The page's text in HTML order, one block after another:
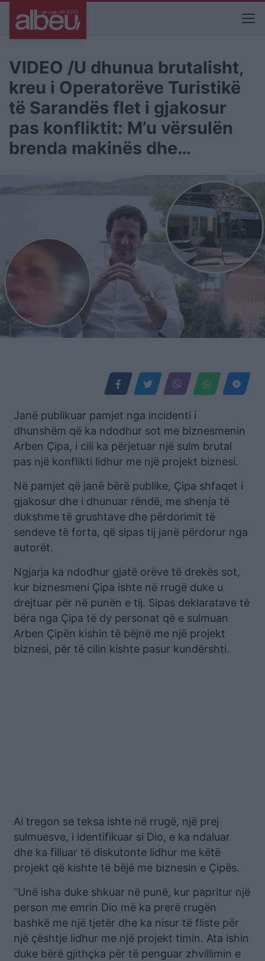
VIDEO /U dhunua brutalisht,
kreu i Operatorëve Turistikë
të Sarandës flet i gjakosur
pas konfliktit: M’u vërsulën
brenda makinës dhe…
Janë publikuar pamjet nga incidenti i
dhunshëm që ka ndodhur sot me biznesmenin
Arben Çipa, i cili ka përjetuar një sulm brutal
pas një konflikti lidhur me një projekt biznesi.
Në pamjet që janë bërë publike, Çipa shfaqet i
gjakosur dhe i dhunuar rëndë, me shenja të
dukshme të grushtave dhe përdorimit të
sendeve të forta, që sipas tij janë përdorur nga
autorët.
Ngjarja ka ndodhur gjatë orëve të drekës sot,
kur biznesmeni Çipa ishte në rrugë duke u
drejtuar për në punën e tij. Sipas deklaratave të
bëra nga Çipa të dy personat që e sulmuan
Arben Çipën kishin të bëjnë me një projekt
biznesi, për të cilin kishte pasur kundërshti.
Ai tregon se teksa ishte në rrugë, një prej
sulmuesve, i identifikuar si Dio, e ka ndaluar
dhe ka filluar të diskutonte lidhur me këtë
projekt që kishte të bëjë me biznesin e Çipës.
“Unë isha duke shkuar në punë, kur papritur një
person me emrin Dio më ka prerë rrugën
bashkë me një tjetër dhe ka nisur të fliste për
një çështje lidhur me një projekt timin. Ata ishin
duke bërë gjithçka për të penguar zhvillimin e